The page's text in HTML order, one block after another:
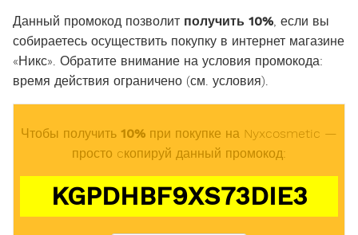
Данный промокод позволит получить 10% , если вы
собираетесь осуществить покупку в интернет магазине
«Никс». Обратите внимание на условия промокода:
время действия ограничено (см. условия).
Чтобы получить 10% при покупке на Nyxcosmetic —
просто cкопируй данный промокод:
KGPDHBF9XS73DIE3